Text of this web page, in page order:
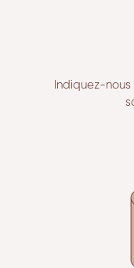
Indiquez-